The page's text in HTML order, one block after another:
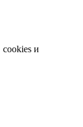
cookies и